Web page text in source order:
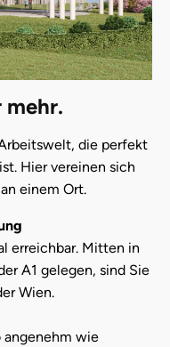
die perfekt
Hier vereinen sich
einem Ort.
erreichbar. Mitten in
A1 gelegen, sind Sie
Wien.
angenehm wie